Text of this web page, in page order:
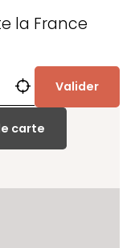
la France
Valider
carte